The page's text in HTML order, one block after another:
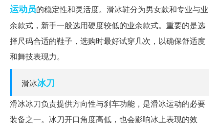
运动员的稳定性和灵活度。滑冰鞋分为男女款和专业与业
余款式，新手一般选用硬度较低的业余款式。重要的是选
择尺码合适的鞋子，选购时最好试穿几次，以确保舒适度
和舞技表现力。
滑冰冰刀
滑冰冰刀负责提供方向性与刹车功能，是滑冰运动的必要
装备之一。冰刀开口角度高低，也会影响冰上表现的效